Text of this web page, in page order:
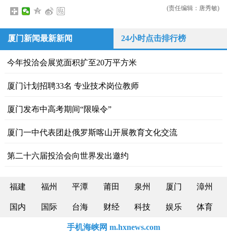
(责任编辑：唐秀敏)
厦门新闻最新新闻 24小时点击排行榜
今年投洽会展览面积扩至20万平方米
​厦门计划招聘33名 专业技术岗位教师
厦门发布中高考期间“限噪令”
厦门一中代表团赴俄罗斯喀山开展教育文化交流
第二十六届投洽会向世界发出邀约
福建 福州 平潭 莆田 泉州 厦门 漳州
国内 国际 台海 财经 科技 娱乐 体育
手机海峡网 m.hxnews.com